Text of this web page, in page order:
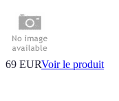
69 EURVoir le produit